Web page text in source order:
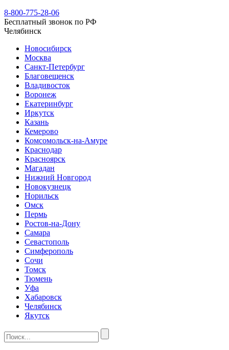
8-800-775-28-06
Бесплатный звонок по РФ
Челябинск
Новосибирск
Москва
Санкт-Петербург
Благовещенск
Владивосток
Воронеж
Екатеринбург
Иркутск
Казань
Кемерово
Комсомольск-на-Амуре
Краснодар
Красноярск
Магадан
Нижний Новгород
Новокузнецк
Норильск
Омск
Пермь
Ростов-на-Дону
Самара
Севастополь
Симферополь
Сочи
Томск
Тюмень
Уфа
Хабаровск
Челябинск
Якутск